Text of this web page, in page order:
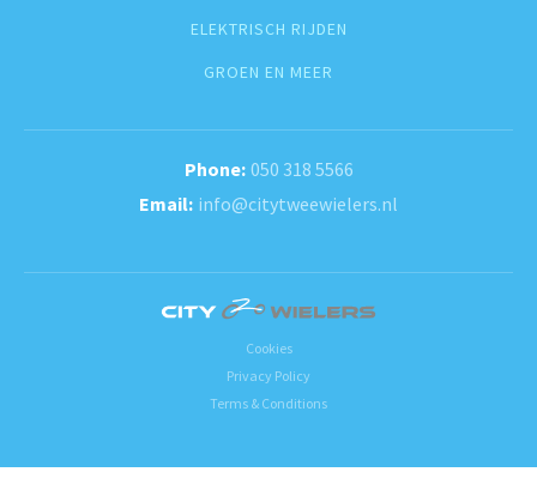
ELEKTRISCH RIJDEN
GROEN EN MEER
050 318 5566
info@citytweewielers.nl
Cookies
Privacy Policy
Terms & Conditions